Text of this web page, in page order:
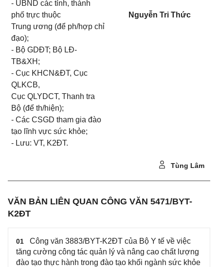
- UBND các tỉnh, thành
phố trực thuộc
Trung ương (để ph/hợp chỉ
đạo);
- Bộ GDĐT; Bộ LĐ-
TB&XH;
- Cục KHCN&ĐT, Cục
QLKCB,
Cục QLYDCT, Thanh tra
Bộ (để th/hiện);
- Các CSGD tham gia đào
tạo lĩnh vực sức khỏe;
- Lưu: VT, K2ĐT.
Nguyễn Tri Thức
Tùng Lâm
VĂN BẢN LIÊN QUAN CÔNG VĂN 5471/BYT-
K2ĐT
01
Công văn 3883/BYT-K2ĐT của Bộ Y tế về việc
tăng cường công tác quản lý và nâng cao chất lượng
đào tạo thực hành trong đào tạo khối ngành sức khỏe